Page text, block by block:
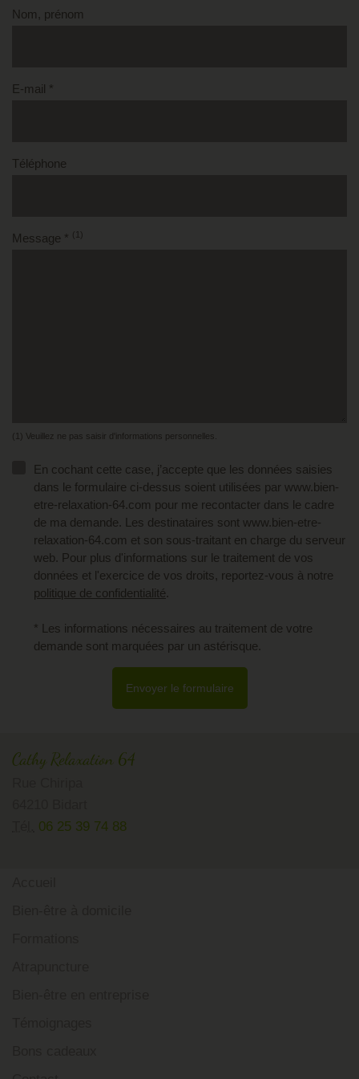
Nom, prénom
E-mail *
Téléphone
Message * (1)
(1) Veuillez ne pas saisir d'informations personnelles.
En cochant cette case, j’accepte que les données saisies
dans le formulaire ci-dessus soient utilisées par www.bien-
etre-relaxation-64.com pour me recontacter dans le cadre
de ma demande. Les destinataires sont www.bien-etre-
relaxation-64.com et son sous-traitant en charge du serveur
web. Pour plus d'informations sur le traitement de vos
données et l'exercice de vos droits, reportez-vous à notre
politique de confidentialité.
* Les informations nécessaires au traitement de votre
demande sont marquées par un astérisque.
Envoyer le formulaire
Cathy Relaxation 64
06 25 39 74 88